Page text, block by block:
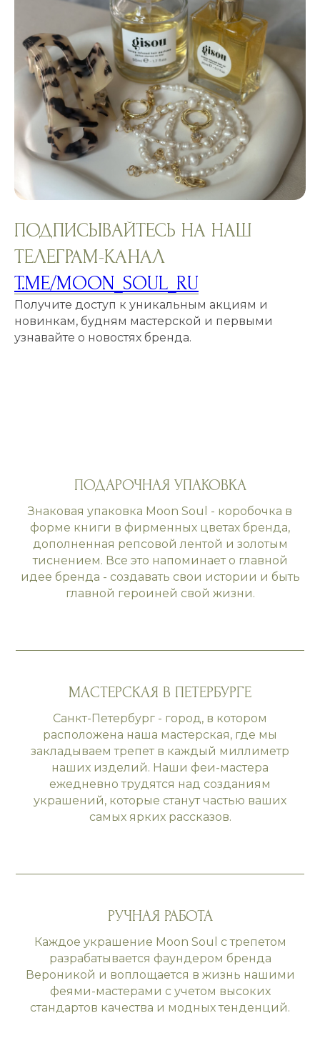
ПОДПИСЫВАЙТЕСЬ НА НАШ
ТЕЛЕГРАМ-КАНАЛ
T.ME/MOON_SOUL_RU
Получите доступ к уникальным акциям и
новинкам, будням мастерской и первыми
узнавайте о новостях бренда.
ПОДАРОЧНАЯ УПАКОВКА
Знаковая упаковка Moon Soul - коробочка в
форме книги в фирменных цветах бренда,
дополненная репсовой лентой и золотым
тиснением. Все это напоминает о главной
идее бренда - создавать свои истории и быть
главной героиней свой жизни.
МАСТЕРСКАЯ В ПЕТЕРБУРГЕ
Санкт-Петербург - город, в котором
расположена наша мастерская, где мы
закладываем трепет в каждый миллиметр
наших изделий. Наши феи-мастера
ежедневно трудятся над созданиям
украшений, которые станут частью ваших
самых ярких рассказов.
РУЧНАЯ РАБОТА
Каждое украшение Moon Soul с трепетом
разрабатывается фаундером бренда
Вероникой и воплощается в жизнь нашими
феями-мастерами с учетом высоких
стандартов качества и модных тенденций.